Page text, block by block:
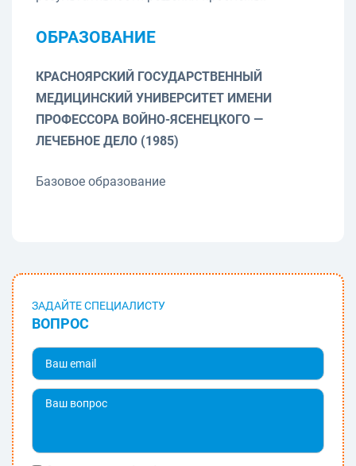
ОБРАЗОВАНИЕ
КРАСНОЯРСКИЙ ГОСУДАРСТВЕННЫЙ
МЕДИЦИНСКИЙ УНИВЕРСИТЕТ ИМЕНИ
ПРОФЕССОРА ВОЙНО-ЯСЕНЕЦКОГО —
ЛЕЧЕБНОЕ ДЕЛО (1985)
Базовое образование
ЗАДАЙТЕ СПЕЦИАЛИСТУ
ВОПРОС